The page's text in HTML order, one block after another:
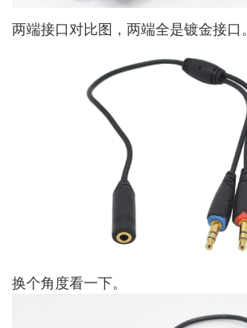
两端接口对比图，两端全是镀金接口。
换个角度看一下。